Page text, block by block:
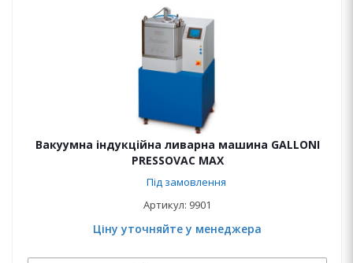
Вакуумна індукційна ливарна машина GALLONI
PRESSOVAC MAX
Під замовлення
Артикул: 9901
Ціну уточняйте у менеджера